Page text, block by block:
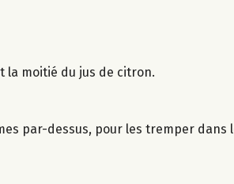
la moitié du jus de citron.
par-dessus, pour les tremper dans